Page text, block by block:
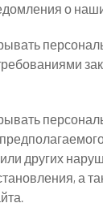
о
других
а